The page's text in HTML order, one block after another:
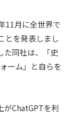
11月に全世界で
とを発表しまし
た同社は、「史
ーム」と自らを
がChatGPTを利